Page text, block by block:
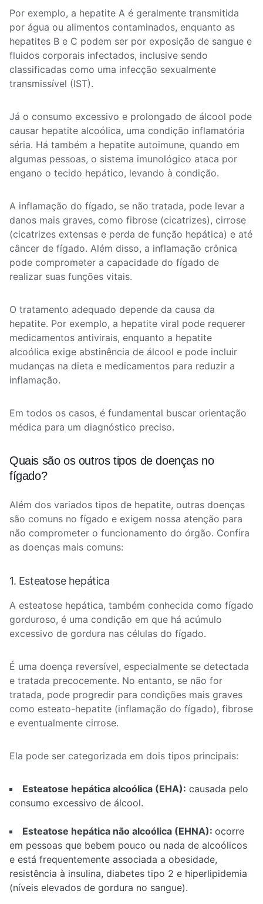
Por exemplo, a hepatite A é geralmente transmitida
por água ou alimentos contaminados, enquanto as
hepatites B e C podem ser por exposição de sangue e
fluidos corporais infectados, inclusive sendo
classificadas como uma infecção sexualmente
transmissível (IST).
Já o consumo excessivo e prolongado de álcool pode
causar hepatite alcoólica, uma condição inflamatória
séria. Há também a hepatite autoimune, quando em
algumas pessoas, o sistema imunológico ataca por
engano o tecido hepático, levando à condição.
A inflamação do fígado, se não tratada, pode levar a
danos mais graves, como fibrose (cicatrizes), cirrose
(cicatrizes extensas e perda de função hepática) e até
câncer de fígado. Além disso, a inflamação crônica
pode comprometer a capacidade do fígado de
realizar suas funções vitais.
O tratamento adequado depende da causa da
hepatite. Por exemplo, a hepatite viral pode requerer
medicamentos antivirais, enquanto a hepatite
alcoólica exige abstinência de álcool e pode incluir
mudanças na dieta e medicamentos para reduzir a
inflamação.
Em todos os casos, é fundamental buscar orientação
médica para um diagnóstico preciso.
Quais são os outros tipos de doenças no
fígado?
Além dos variados tipos de hepatite, outras doenças
são comuns no fígado e exigem nossa atenção para
não comprometer o funcionamento do órgão. Confira
as doenças mais comuns:
1. Esteatose hepática
A esteatose hepática, também conhecida como fígado
gorduroso, é uma condição em que há acúmulo
excessivo de gordura nas células do fígado.
É uma doença reversível, especialmente se detectada
e tratada precocemente. No entanto, se não for
tratada, pode progredir para condições mais graves
como esteato-hepatite (inflamação do fígado), fibrose
e eventualmente cirrose.
Ela pode ser categorizada em dois tipos principais:
Esteatose hepática alcoólica (EHA): causada pelo
consumo excessivo de álcool.
Esteatose hepática não alcoólica (EHNA): ocorre
em pessoas que bebem pouco ou nada de alcoólicos
e está frequentemente associada a obesidade,
resistência à insulina, diabetes tipo 2 e hiperlipidemia
(níveis elevados de gordura no sangue).